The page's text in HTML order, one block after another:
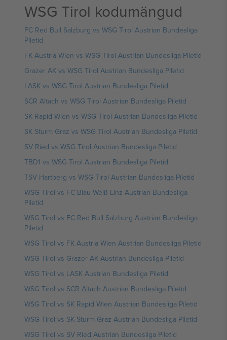
WSG Tirol kodumängud
FC Red Bull Salzburg vs WSG Tirol Austrian Bundesliga
Piletid
FK Austria Wien vs WSG Tirol Austrian Bundesliga Piletid
Grazer AK vs WSG Tirol Austrian Bundesliga Piletid
LASK vs WSG Tirol Austrian Bundesliga Piletid
SCR Altach vs WSG Tirol Austrian Bundesliga Piletid
SK Rapid Wien vs WSG Tirol Austrian Bundesliga Piletid
SK Sturm Graz vs WSG Tirol Austrian Bundesliga Piletid
SV Ried vs WSG Tirol Austrian Bundesliga Piletid
TBD1 vs WSG Tirol Austrian Bundesliga Piletid
TSV Hartberg vs WSG Tirol Austrian Bundesliga Piletid
WSG Tirol vs FC Blau-Weiß Linz Austrian Bundesliga
Piletid
WSG Tirol vs FC Red Bull Salzburg Austrian Bundesliga
Piletid
WSG Tirol vs FK Austria Wien Austrian Bundesliga Piletid
WSG Tirol vs Grazer AK Austrian Bundesliga Piletid
WSG Tirol vs LASK Austrian Bundesliga Piletid
WSG Tirol vs SCR Altach Austrian Bundesliga Piletid
WSG Tirol vs SK Rapid Wien Austrian Bundesliga Piletid
WSG Tirol vs SK Sturm Graz Austrian Bundesliga Piletid
WSG Tirol vs SV Ried Austrian Bundesliga Piletid